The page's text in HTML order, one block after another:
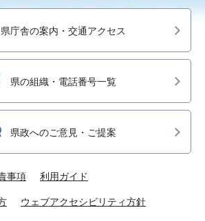
県庁舎の案内・交通アクセス
県の組織・電話番号一覧
県政へのご意見・ご提案
事項 利用ガイド
ウェブアクセシビリティ方針